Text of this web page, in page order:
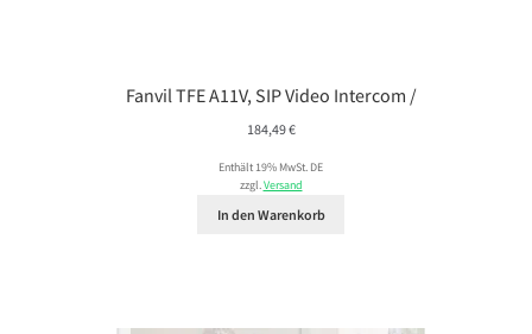
Fanvil TFE A11V, SIP Video Intercom /
184,49€
Enthält 19% MwSt. DE
zzgl.Versand
In den Warenkorb